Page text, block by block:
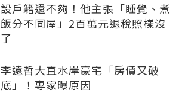
設戶籍還不夠！他主張「睡覺、煮
飯分不同屋」2百萬元退稅照樣沒
了
李遠哲大直水岸豪宅「房價又破
底」！專家曝原因